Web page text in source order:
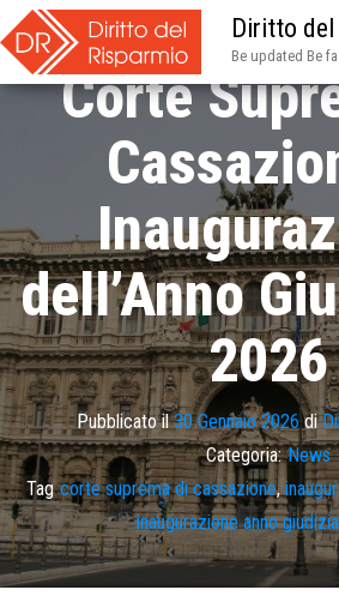
Diritto del
Be updated Be
Corte
dell’Anno
2026
Pubblicato il30 Gennaio 2026di
Categoria: News
Tag corte suprema di cassazione,
inaugurazione anno